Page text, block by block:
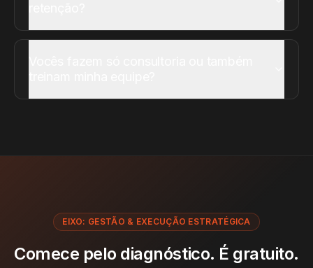
EIXO: GESTÃO & EXECUÇÃO ESTRATÉGICA
Comece pelo diagnóstico. É gratuito.